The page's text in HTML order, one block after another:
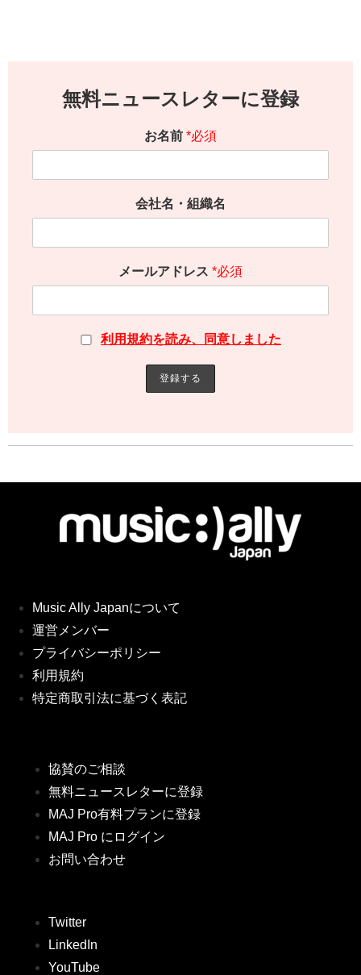
無料ニュースレターに登録
お名前 *必須
会社名・組織名
メールアドレス *必須
利用規約を読み、同意しました
Music Ally Japanについて
運営メンバー
プライバシーポリシー
利用規約
特定商取引法に基づく表記
協賛のご相談
無料ニュースレターに登録
MAJ Pro有料プランに登録
MAJ Pro にログイン
お問い合わせ
Twitter
LinkedIn
YouTube